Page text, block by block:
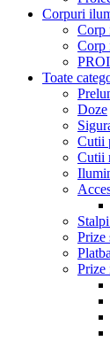
Corpuri
Corp
Corp
Toate
Doze
Cutii
Cutii
Prize
Prize